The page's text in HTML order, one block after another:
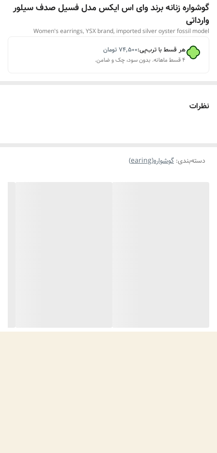
گوشواره زنانه برند وای اس ایکس مدل فسیل صدف سیلور
وارداتی
Women's earrings, YSX brand, imported silver oyster fossil model
هر قسط با ترب‌پی:۷۴٬۵۰۰تومان
۴ قسط ماهانه. بدون سود، چک و ضامن.
نظرات
دسته‌بندی: گوشواره(earing)